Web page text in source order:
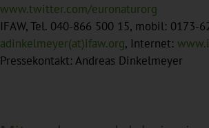
www.twitter.com/euronaturorg
IFAW, Tel. 040-866 500 15, mobil: 0173-
adinkelmeyer(at)ifaw.org, Internet:
Pressekontakt: Andreas Dinkelmeyer